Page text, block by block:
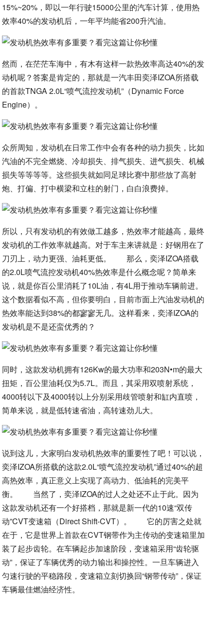
15%~20%，即以一年行驶15000公里的汽车计算，使用热
效率40%的发动机后，一年平均能省200升汽油。
然而，在茫茫车海中，有木有这样一款热效率高达40%的发
动机呢？答案是肯定的，那就是一汽丰田奕泽IZOA所搭载
的首款TNGA 2.0L“喷气流控发动机”（Dynamic Force
Engine）。
众所周知，发动机在日常工作中会有各种的动力损失，比如
汽油的不完全燃烧、冷却损失、排气损失、进气损失、机械
损失等等等等。这些损失就如同足球比赛中那些放了高射
炮、打偏、打中横梁和立柱的射门，白白浪费掉。
所以，只有发动机的有效做工越多，热效率才能越高，最终
发动机的工作效率就越高。对于车主来讲就是：好钢用在了
刀刃上，动力更强、油耗更低。 那么，奕泽IZOA搭载
的2.0L喷气流控发动机40%热效率是什么概念呢？简单来
说，就是你百公里消耗了10L油，有4L用于推动车辆前进。
这个数据看似不高，但你要明白，目前市面上汽油发动机的
热效率能达到38%的都寥寥无几。这样看来，奕泽IZOA的
发动机是不是还蛮优秀的？
同时，这款发动机拥有126Kw的最大功率和203N•m的最大
扭矩，百公里油耗仅为5.7L。而且，其采用双喷射系统，
4000转以下及4000转以上分别采用歧管喷射和缸内直喷，
简单来说，就是低转速省油，高转速劲儿大。
说到这儿，大家明白发动机热效率的重要性了吧！可以说，
奕泽IZOA所搭载的这款2.0L“喷气流控发动机”通过40%的超
高热效率，真正意义上实现了高动力、低油耗的完美平
衡。 当然了，奕泽IZOA的过人之处还不止于此。因为
这款发动机还有一个好搭档，那就是新一代的10速“双传
动”CVT变速箱（Direct Shift-CVT）。 它的厉害之处就
在于，它是世界上首款在CVT钢带作为主传动的变速箱里加
装了起步齿轮。在车辆起步加速阶段，变速箱采用“齿轮驱
动”，保证了车辆优秀的动力输出和操控性。一旦车辆进入
匀速行驶的平稳路段，变速箱立刻切换回“钢带传动”，保证
车辆最佳燃油经济性。